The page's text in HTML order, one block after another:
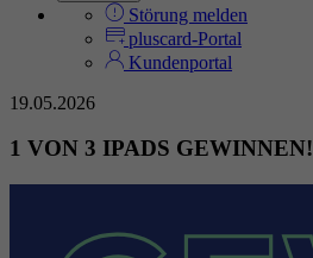
Störung melden
pluscard-Portal
Kundenportal
19.05.2026
1 VON 3 IPADS GEWINNEN!